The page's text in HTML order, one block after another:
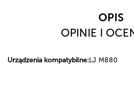
OPIS
OPINIE I
Urządzenia kompatybilne:LJ M880